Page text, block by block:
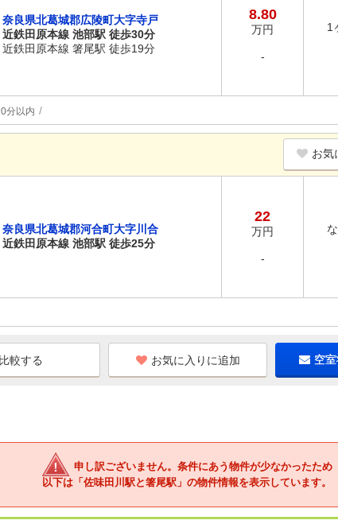
奈良県北葛城郡広陵町大字寺戸
近鉄田原本線 池部駅 徒歩30分
近鉄田原本線 箸尾駅 徒歩19分
8.80
万円
-
1
分以内
お気
奈良県北葛城郡河合町大字川合
近鉄田原本線 池部駅 徒歩25分
22
万円
-
お気に入りに追加 空
申し訳ございません。条件にあう物件が少なかったため
以下は「佐味田川駅と箸尾駅」の物件情報を表示しています。